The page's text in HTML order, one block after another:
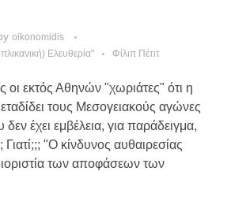
oikonomidis
Ελευθερία"
Φίλιπ Πέτιτ
οι εκτός Αθηνών "χωριάτες" ότι η
τους Μεσογειακούς αγώνες
έχει εμβέλεια, για παράδειγμα,
"Ο κίνδυνος αυθαιρεσίας
των αποφάσεων των